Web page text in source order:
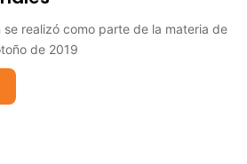
se realizó como parte de la materia de
de 2019